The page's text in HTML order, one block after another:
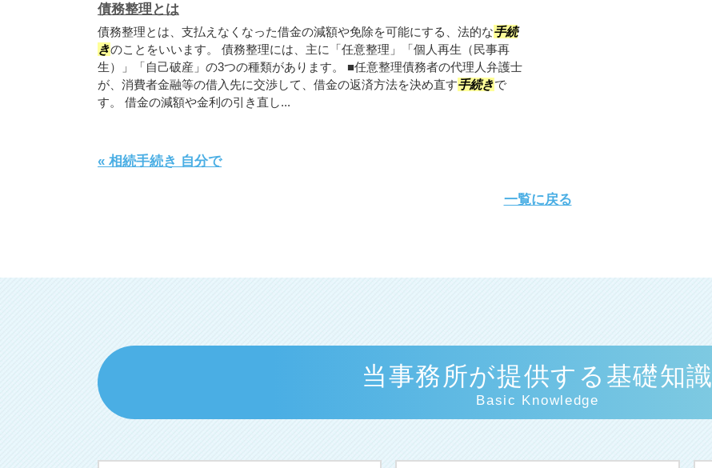
債務整理とは
債務整理とは、支払えなくなった借金の減額や免除を可能にする、法的な手続
きのことをいいます。 債務整理には、主に「任意整理」「個人再生（民事再
生）」「自己破産」の3つの種類があります。 ■任意整理債務者の代理人弁護士
が、消費者金融等の借入先に交渉して、借金の返済方法を決め直す手続きで
す。 借金の減額や金利の引き直し...
« 相続手続き 自分で
一覧に戻る
当事務所が提供する基礎知識
Basic Knowledge